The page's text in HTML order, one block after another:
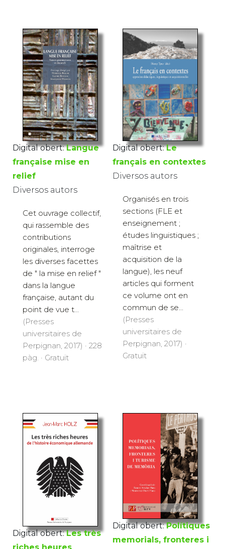
Digital obert: Langue
française mise en
relief
Diversos autors
Cet ouvrage collectif,
qui rassemble des
contributions
originales, interroge
les diverses facettes
de " la mise en relief "
dans la langue
française, autant du
point de vue t...
(Presses
universitaires de
Perpignan, 2017) · 228
pàg. · Gratuït
Digital obert: Le
français en contextes
Diversos autors
Organisés en trois
sections (FLE et
enseignement ;
études linguistiques ;
maîtrise et
acquisition de la
langue), les neuf
articles qui forment
ce volume ont en
commun de se...
(Presses
universitaires de
Perpignan, 2017) ·
Gratuït
Digital obert: Les très
Digital obert: Polítiques
memorials, fronteres i